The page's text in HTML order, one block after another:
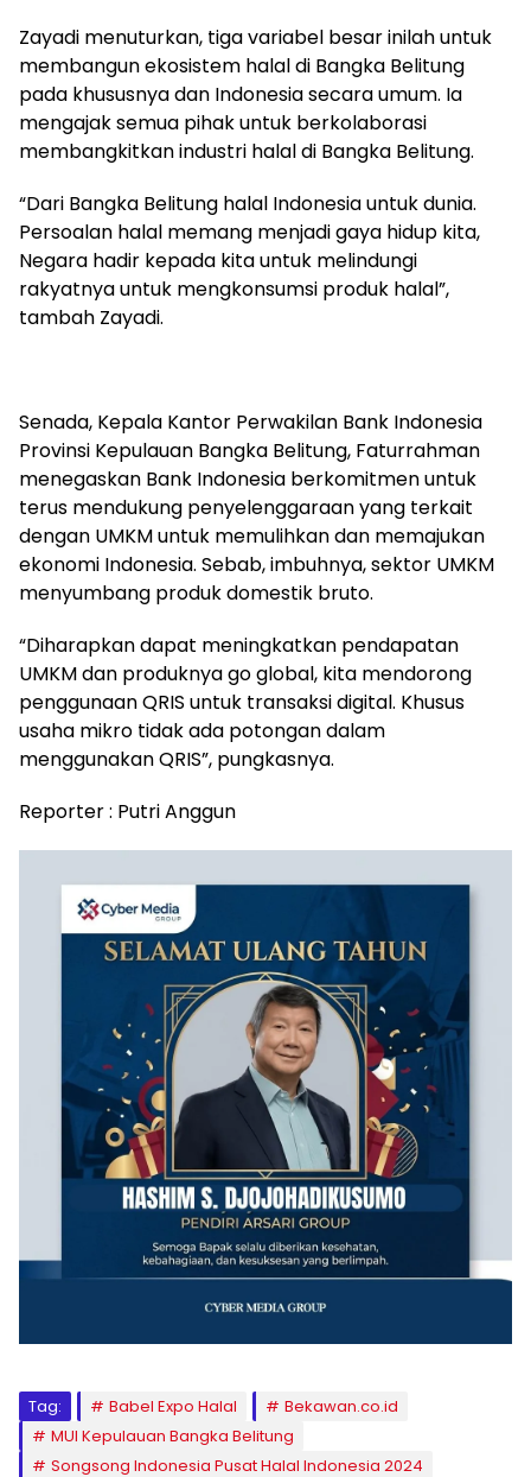
Zayadi menuturkan, tiga variabel besar inilah untuk
membangun ekosistem halal di Bangka Belitung
pada khususnya dan Indonesia secara umum. Ia
mengajak semua pihak untuk berkolaborasi
membangkitkan industri halal di Bangka Belitung.
“Dari Bangka Belitung halal Indonesia untuk dunia.
Persoalan halal memang menjadi gaya hidup kita,
Negara hadir kepada kita untuk melindungi
rakyatnya untuk mengkonsumsi produk halal”,
tambah Zayadi.
Senada, Kepala Kantor Perwakilan Bank Indonesia
Provinsi Kepulauan Bangka Belitung, Faturrahman
menegaskan Bank Indonesia berkomitmen untuk
terus mendukung penyelenggaraan yang terkait
dengan UMKM untuk memulihkan dan memajukan
ekonomi Indonesia. Sebab, imbuhnya, sektor UMKM
menyumbang produk domestik bruto.
“Diharapkan dapat meningkatkan pendapatan
UMKM dan produknya go global, kita mendorong
penggunaan QRIS untuk transaksi digital. Khusus
usaha mikro tidak ada potongan dalam
menggunakan QRIS”, pungkasnya.
Reporter : Putri Anggun
Tag: Babel Expo Halal
Bekawan.co.id
MUI Kepulauan Bangka Belitung
Songsong Indonesia Pusat Halal Indonesia 2024